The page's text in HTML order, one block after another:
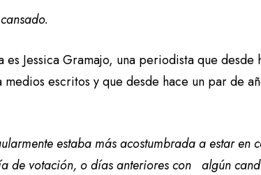
es Jessica Gramajo, una periodista que desde
escritos y que desde hace un par de
estaba más acostumbrada a estar en
de votación, o días anteriores con algún